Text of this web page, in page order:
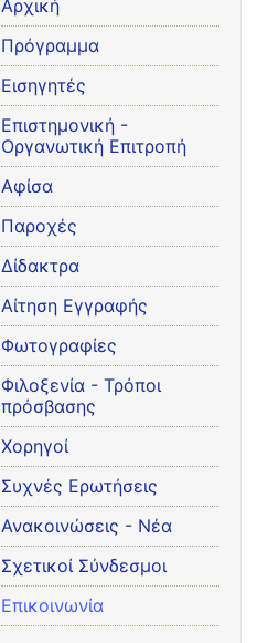
Αρχική
Πρόγραμμα
Εισηγητές
Eπιστημονική -
Οργανωτική Επιτροπή
Αφίσα
Παροχές
Δίδακτρα
Αίτηση Εγγραφής
Φωτογραφίες
Φιλοξενία - Τρόποι
πρόσβασης
Χορηγοί
Συχνές Ερωτήσεις
Ανακοινώσεις - Νέα
Σχετικοί Σύνδεσμοι
Επικοινωνία